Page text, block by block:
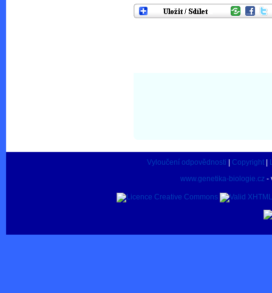
Vyloučení odpovědnosti | Copyright |
www.genetika-biologie.cz -